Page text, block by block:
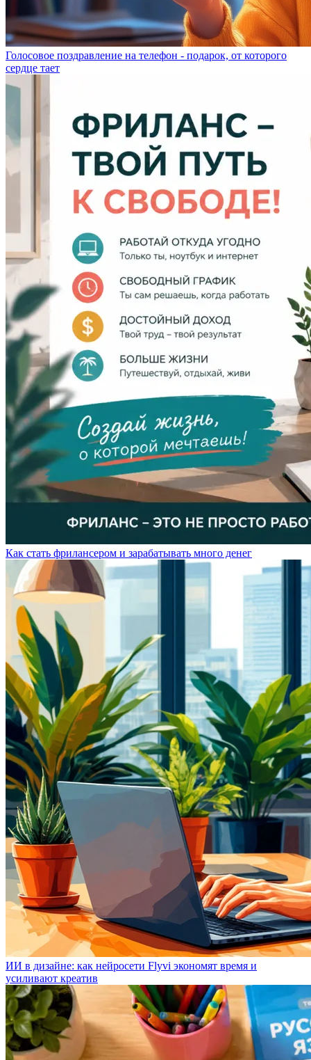
Голосовое поздравление на телефон - подарок, от которого
сердце тает
Как стать фрилансером и зарабатывать много денег
ИИ в дизайне: как нейросети Flyvi экономят время и
усиливают креатив